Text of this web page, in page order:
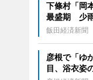
下條村「岡
最盛期 少
飯田経済新聞
彦根で「ゆ
目、浴衣姿